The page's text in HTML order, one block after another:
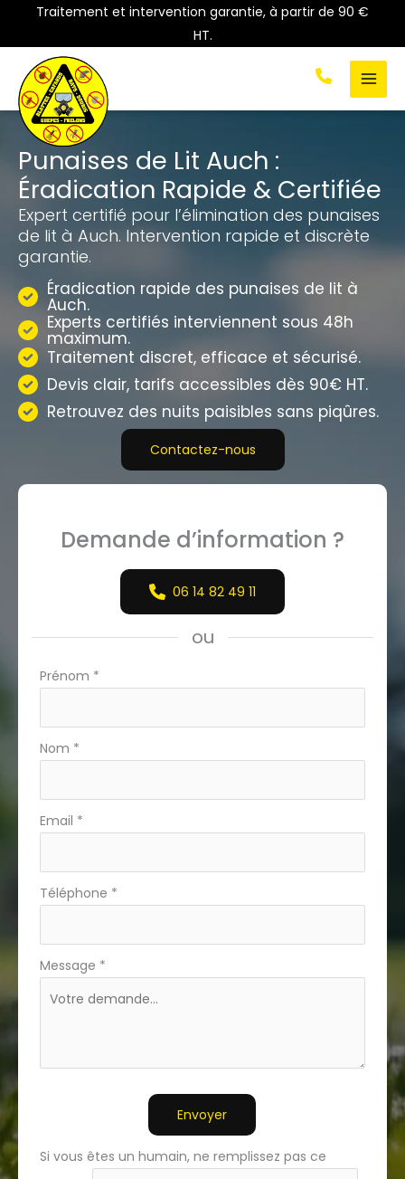
contenu
Traitement et intervention garantie, à partir de 90 €
HT.
Punaises de Lit Auch :
Éradication Rapide & Certifiée
Expert certifié pour l’élimination des punaises
de lit à Auch. Intervention rapide et discrète
garantie.
Éradication rapide des punaises de lit à
Auch.
Experts certifiés interviennent sous 48h
maximum.
Traitement discret, efficace et sécurisé.
Devis clair, tarifs accessibles dès 90€ HT.
Retrouvez des nuits paisibles sans piqûres.
Contactez-nous
Demande d’information ?
06 14 82 49 11
ou
Formulaire
téléphone
Prénom *
Nom *
Email *
Téléphone *
Message *
Envoyer
Si vous êtes un humain, ne remplissez pas ce